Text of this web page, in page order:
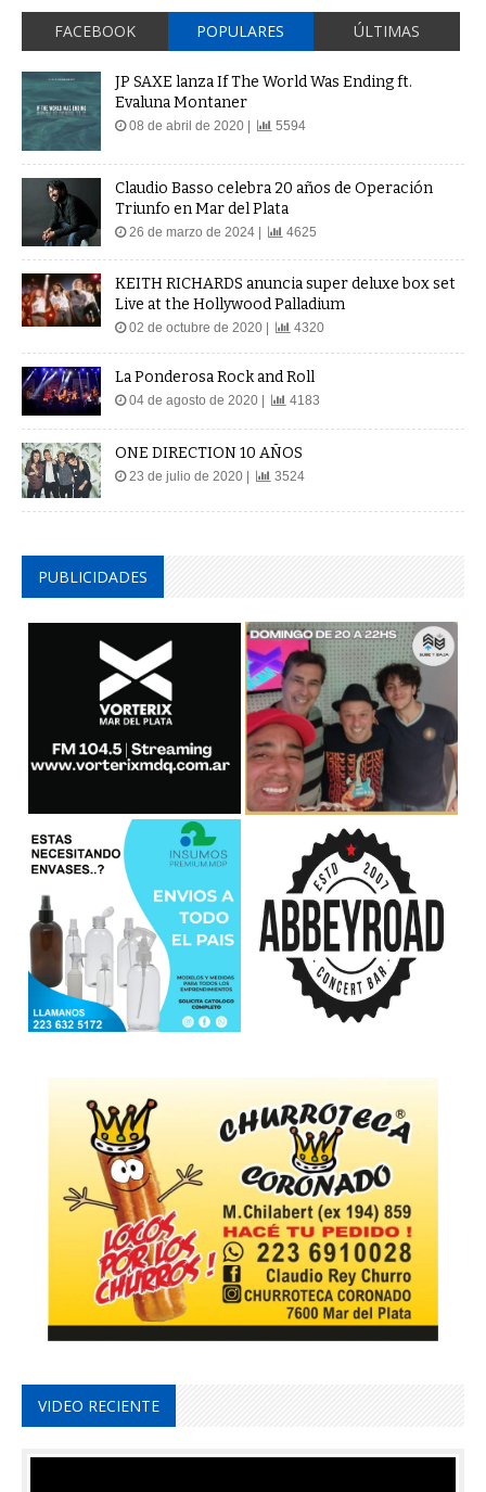
FACEBOOK POPULARES ÚLTIMAS
JP SAXE lanza If The World Was Ending ft.
Evaluna Montaner
08 de abril de 2020 | 5594
Claudio Basso celebra 20 años de Operación
Triunfo en Mar del Plata
26 de marzo de 2024 | 4625
KEITH RICHARDS anuncia super deluxe box set
Live at the Hollywood Palladium
02 de octubre de 2020 | 4320
La Ponderosa Rock and Roll
04 de agosto de 2020 | 4183
ONE DIRECTION 10 AÑOS
23 de julio de 2020 | 3524
PUBLICIDADES
VIDEO RECIENTE